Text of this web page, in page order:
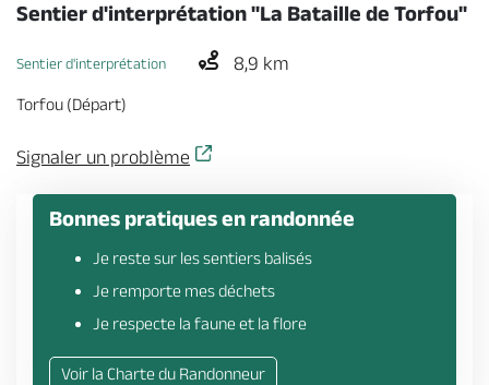
Séjours, cadeaux
Sentier d'interprétation "La Bataille de Torfou"
Sentier d'interprétation 8,9 km
Torfou (Départ)
Signaler un problème
Bonnes pratiques en randonnée
Je reste sur les sentiers balisés
Je remporte mes déchets
Je respecte la faune et la flore
Voir la Charte du Randonneur